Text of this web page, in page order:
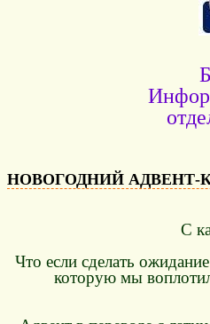
НОВОГОДНИЙ АДВЕНТ-
С
Что если сделать
которую мы